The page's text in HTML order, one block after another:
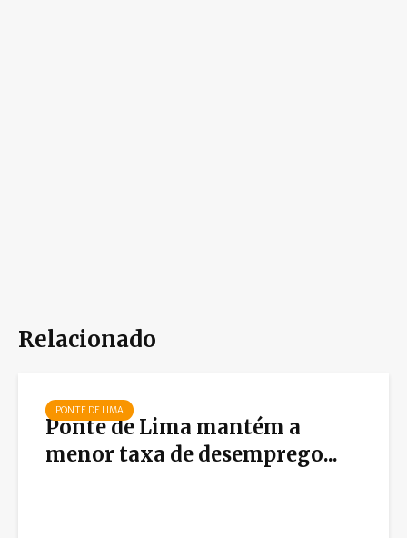
Relacionado
PONTE DE LIMA
Ponte de Lima mantém a
menor taxa de desemprego...